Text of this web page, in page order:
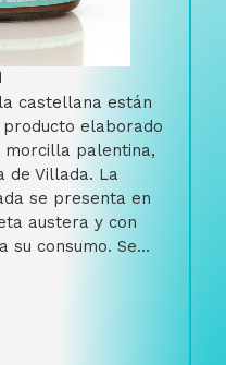
castellana están
elaborado
morcilla palentina,
de Villada. La
se presenta en
austera y con
su consumo. Se...